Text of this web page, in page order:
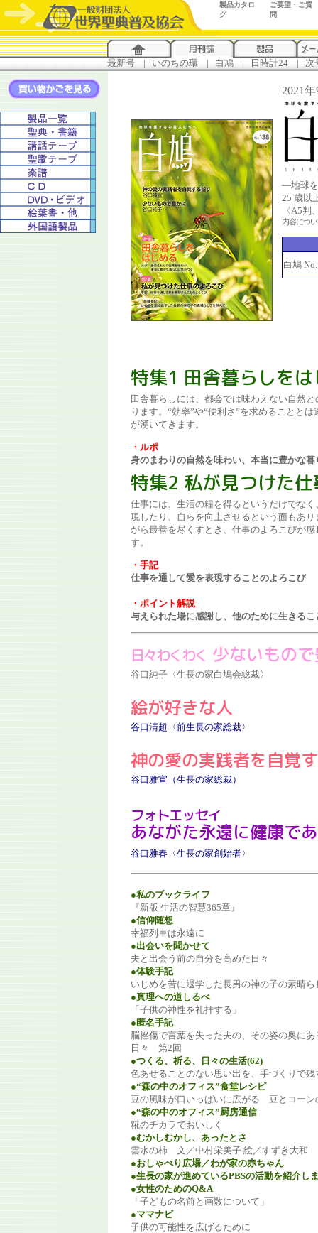
製品カタロ
グ
ご要望・ご質
問
最新号 | いのちの環 | 白鳩 | 日時計24 | 次
2021
―地球
25 歳以
〈A5
内容につ
白鳩
特集1 田舎暮らしを
田舎暮らしには、都会では味わえない自然
ります。“効率”や“便利さ”を求めることと
が湧いてきます。
・ルポ
身のまわりの自然を味わい、本当に豊かな
特集2 私が見つけた
仕事には、生活の糧を得るというだけでな
現したり、自らを向上させるという面もあ
がら最善を尽くすとき、仕事のよろこびが
す。
・手記
仕事を通して愛を表現することのよろこび
・ポイント解説
与えられた場に感謝し、他のために生きる
日々わくわく 少ないもの
谷口純子〈生長の家白鳩会総裁〉
絵が好きな人
谷口清超〈前生長の家総裁〉
神の愛の実践者を自覚
谷口雅宣（生長の家総裁）
フォトエッセイ
あながた永遠に健康で
谷口雅春〈生長の家創始者〉
●私のブックライフ
『新版 生活の智慧365章』
●信仰随想
幸福列車は永遠に
●出会いを聞かせて
夫と出会う前の自分を高めた日々
●体験手記
いじめを苦に退学した長男の神の子の素晴
●真理への道しるべ
「子供の神性を礼拝する」
●匿名手記
脳挫傷で言葉を失った夫の、その姿の奥に
日々 第2回
●つくる、祈る、日々の生活(62)
色あせることのない思い出を、手づくりで残
●“森の中のオフィス”食堂レシピ
豆の風味が口いっぱいに広がる 豆とコーン
●“森の中のオフィス”厨房通信
糀のチカラでおいしく
●むかしむかし、あったとさ
雲水の柿 文／中村栄美子 絵／すずき大和
●おしゃべり広場／わが家の赤ちゃん
●生長の家が進めているPBSの活動を紹介し
●女性のためのQ&A
「子どもの名前と画数について」
●ママナビ
子供の可能性を広げるために